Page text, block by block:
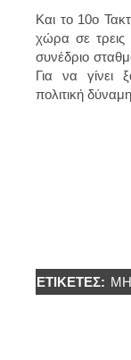
Και το 10ο
χώρα σε τρεις
συνέδριο
Για να γίνει
πολιτική
ΕΤΙΚΈΤΕΣ: